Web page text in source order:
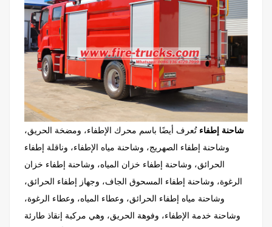
شاحنة إطفاءتُعرف أيضًا باسم محرك الإطفاء، ومضخة الحريق،
وشاحنة إطفاء الصهريج، وشاحنة مياه الإطفاء، وناقلة إطفاء
الحرائق، وشاحنة إطفاء خزان المياه، وشاحنة إطفاء خزان
الرغوة، وشاحنة إطفاء المسحوق الجاف، وجهاز إطفاء الحرائق،
وشاحنة مياه إطفاء الحرائق، وعطاء المياه، وعطاء الرغوة،
وشاحنة خدمة الإطفاء، وفوهة الحريق، وهي مركبة إنقاذ طارئة